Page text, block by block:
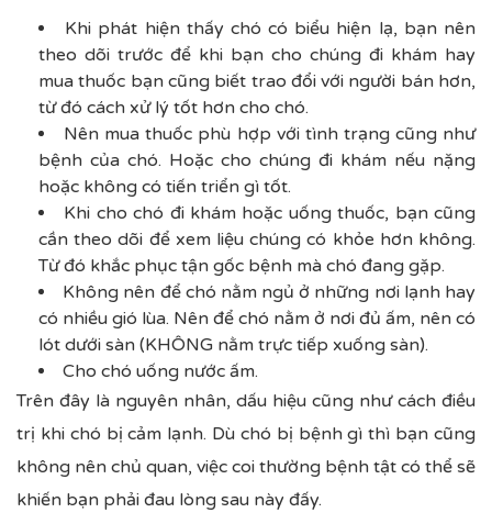
Khi phát hiện thấy chó có biểu hiện lạ, bạn nên
theo dõi trước để khi bạn cho chúng đi khám hay
mua thuốc bạn cũng biết trao đổi với người bán hơn,
từ đó cách xử lý tốt hơn cho chó.
Nên mua thuốc phù hợp với tình trạng cũng như
bệnh của chó. Hoặc cho chúng đi khám nếu nặng
hoặc không có tiến triển gì tốt.
Khi cho chó đi khám hoặc uống thuốc, bạn cũng
cần theo dõi để xem liệu chúng có khỏe hơn không.
Từ đó khắc phục tận gốc bệnh mà chó đang gặp.
Không nên để chó nằm ngủ ở những nơi lạnh hay
có nhiều gió lùa. Nên để chó nằm ở nơi đủ ấm, nên có
lót dưới sàn (KHÔNG nằm trực tiếp xuống sàn).
Cho chó uống nước ấm.
Trên đây là nguyên nhân, dấu hiệu cũng như cách điều
trị khi chó bị cảm lạnh. Dù chó bị bệnh gì thì bạn cũng
không nên chủ quan, việc coi thường bệnh tật có thể sẽ
khiến bạn phải đau lòng sau này đấy.